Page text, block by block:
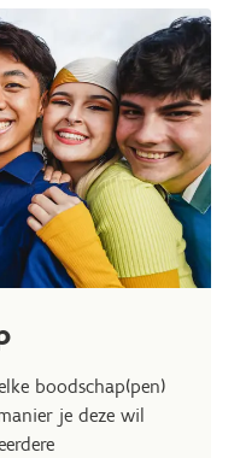
boodschap(pen)
je deze wil